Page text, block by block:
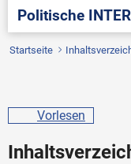
Politische
Startseite
Vorlesen